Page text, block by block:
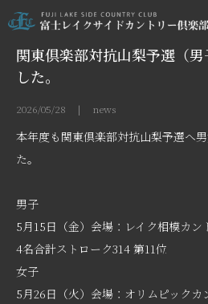
関東倶楽部対抗山梨予選（
した。
2026/05/28 | news
本年度も関東倶楽部対抗山梨予選へ
た。
男子
5月15日（金）会場：レイク相模カン
4名合計ストローク314 第11位
女子
5月26日（火）会場：オリムピックカ